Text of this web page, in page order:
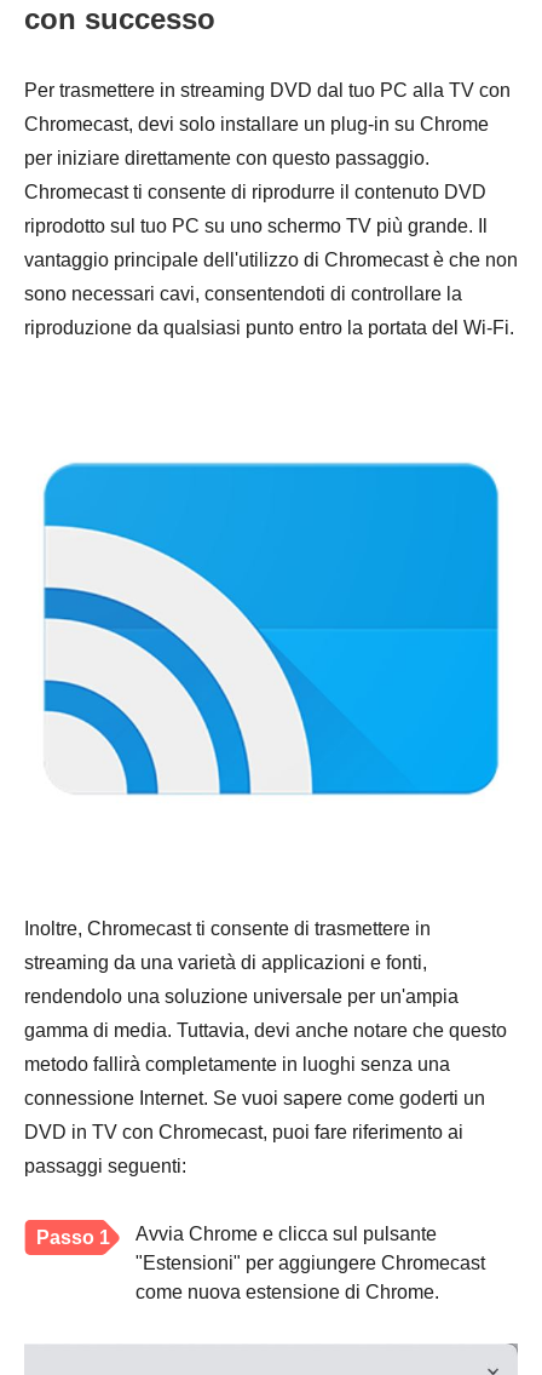
con successo
Per trasmettere in streaming DVD dal tuo PC alla TV con
Chromecast, devi solo installare un plug-in su Chrome
per iniziare direttamente con questo passaggio.
Chromecast ti consente di riprodurre il contenuto DVD
riprodotto sul tuo PC su uno schermo TV più grande. Il
vantaggio principale dell'utilizzo di Chromecast è che non
sono necessari cavi, consentendoti di controllare la
riproduzione da qualsiasi punto entro la portata del Wi-Fi.
Inoltre, Chromecast ti consente di trasmettere in
streaming da una varietà di applicazioni e fonti,
rendendolo una soluzione universale per un'ampia
gamma di media. Tuttavia, devi anche notare che questo
metodo fallirà completamente in luoghi senza una
connessione Internet. Se vuoi sapere come goderti un
DVD in TV con Chromecast, puoi fare riferimento ai
passaggi seguenti:
Passo 1
Avvia Chrome e clicca sul pulsante
"Estensioni" per aggiungere Chromecast
come nuova estensione di Chrome.